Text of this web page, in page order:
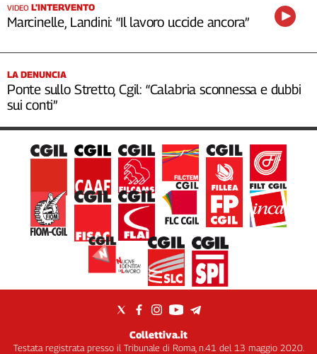
VIDEO L’INTERVENTO
Marcinelle, Landini: “Il lavoro uccide ancora”
LA DENUNCIA
Ponte sullo Stretto, Cgil: “Calabria sconnessa e dubbi
sui conti”
Collettiva.it
Testata registrata presso il Tribunale di Roma, n.41 del 13 maggio 2020.